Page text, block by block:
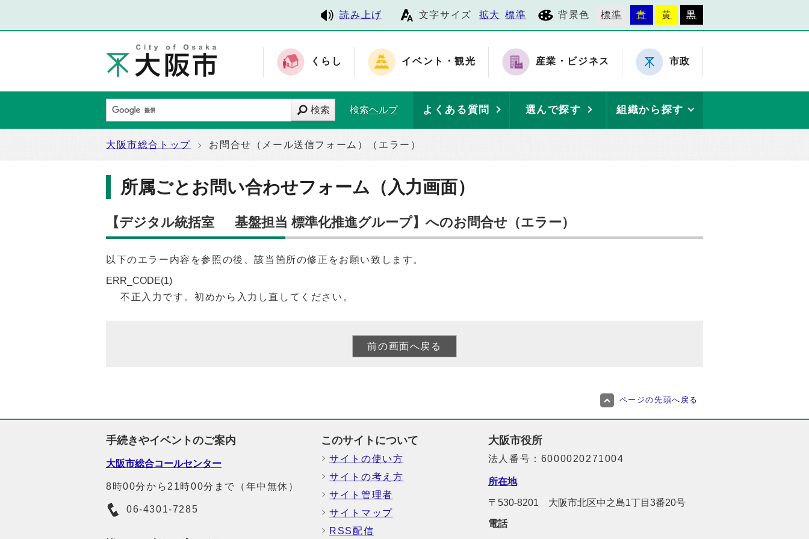
読み上げ 文字サイズ 拡大 標準 背景色 標準 青 黄 黒
くらし イベント・観光 産業・ビジネス 市政
検索 検索ヘルプ よくある質問 選んで探す 組織から探す
大阪市総合トップ お問合せ（メール送信フォーム）（エラー）
所属ごとお問い合わせフォーム（入力画面）
【デジタル統括室 基盤担当 標準化推進グループ】へのお問合せ（エラー）
以下のエラー内容を参照の後、該当箇所の修正をお願い致します。
ERR_CODE(1)
不正入力です。初めから入力し直してください。
ページの先頭へ戻る
手続きやイベントのご案内
大阪市総合コールセンター
8時00分から21時00分まで（年中無休）
06-4301-7285
このサイトについて
サイトの使い方
サイトの考え方
サイト管理者
サイトマップ
RSS配信
大阪市役所
法人番号：6000020271004
所在地
〒530-8201 大阪市北区中之島1丁目3番20号
電話